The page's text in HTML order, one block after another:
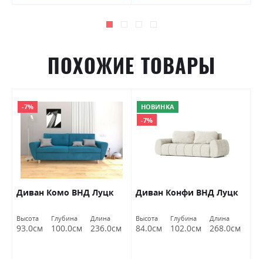
ПОХОЖИЕ ТОВАРЫ
-7%
Диван Комо ВНД Луцк
Высота
93.0см
Глубина
100.0см
Длина
236.0см
НОВИНКА
-7%
Диван Конфи ВНД Луцк
Высота
84.0см
Глубина
102.0см
Длина
268.0см